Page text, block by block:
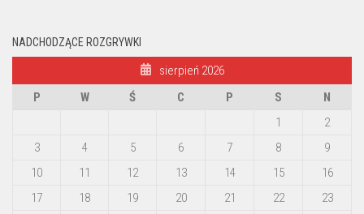
NADCHODZĄCE ROZGRYWKI
sierpień 2026
P
W Ś C P S
N
1
2
3
4 5 6 7 8
9
10
11 12 13 14 15
16
17
18 19 20 21 22
23